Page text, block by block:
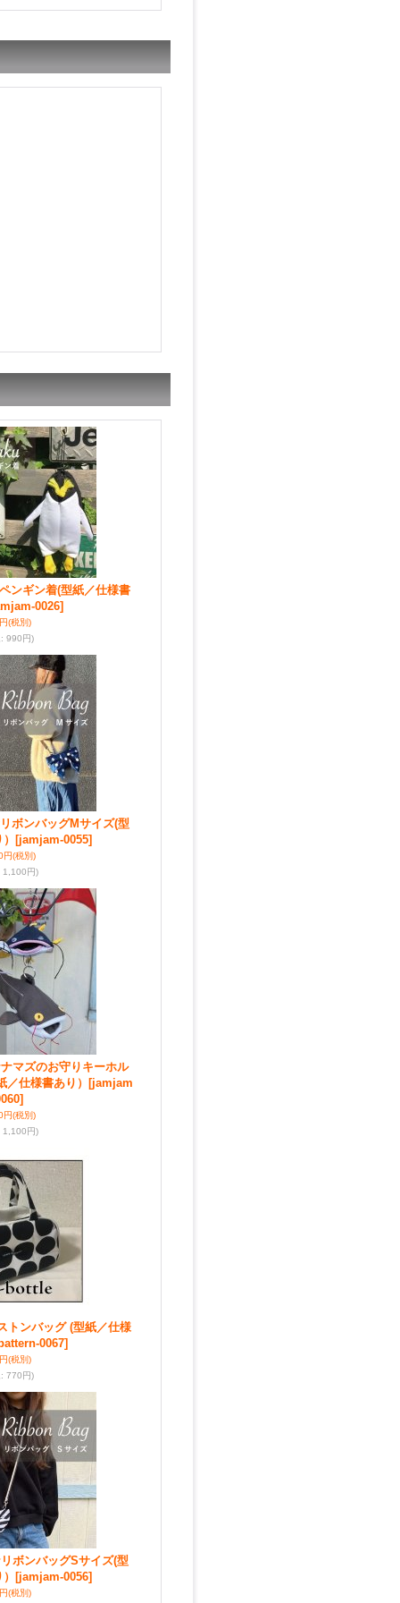
ギン着(型紙／仕様書
0026]
(税別)
: 990円)
ンバッグMサイズ(型
[jamjam-0055]
円(税別)
1,100円)
マズのお守りキーホル
仕様書あり）
[jamjam
円(税別)
1,100円)
ンバッグ (型紙／仕様
0067]
(税別)
: 770円)
ボンバッグSサイズ(型
[jamjam-0056]
(税別)